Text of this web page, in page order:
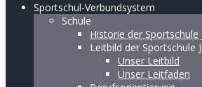
Sportschul-Verbundsystem
Schule
Historie der Sportschule
Leitbild der Sportschule
Unser Leitbild
Unser Leitfaden